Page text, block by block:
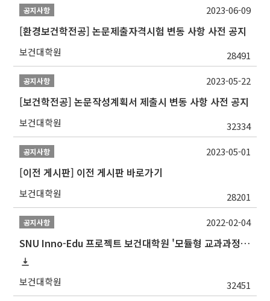
공지사항
[환경보건학전공] 논문제출자격시험 변동 사항 사전 공지
보건대학원 28491
2023-06-09
공지사항
[보건학전공] 논문작성계획서 제출시 변동 사항 사전 공지
보건대학원 32334
2023-05-22
공지사항
[이전 게시판] 이전 게시판 바로가기
보건대학원 28201
2023-05-01
공지사항
SNU Inno-Edu 프로젝트 보건대학원 '모듈형 교과과정' 안내(revised 2022/2/28)
보건대학원 32451
2022-02-04